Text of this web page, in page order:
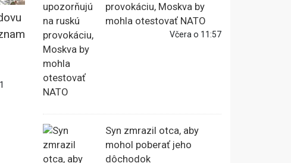
provokáciu, Moskva by
mohla otestovať NATO
Včera o 11:57
Syn zmrazil otca, aby
mohol poberať jeho
dôchodok